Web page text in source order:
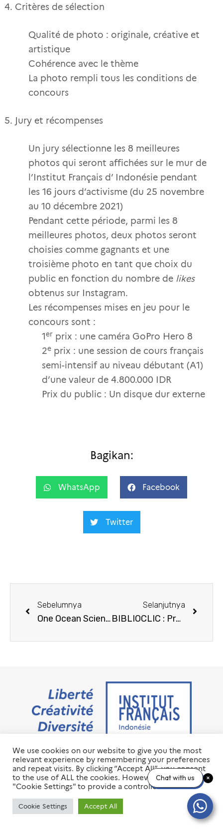
Critères de sélection
Qualité de photo : originale, créative et
artistique
Cohérence avec le thème
La photo rempli tous les conditions de
concours
Jury et récompenses
Un jury sélectionne les 8 meilleures
photos qui seront affichées sur le mur de
l’Institut Français d’ Indonésie pendant
les 16 jours d’activisme (du 25 novembre
au 10 décembre 2021)
Pendant cette période, parmi les 8
meilleures photos, deux photos seront
choisies comme gagnants et une
troisième photo en tant que choix du
public en fonction du nombre de likes
obtenus sur Instagram.
Les récompenses mises en jeu pour le
concours sont :
1er prix : une caméra GoPro Hero 8
2e prix : une session de cours français
semi-intensif au niveau débutant (A1)
d’une valeur de 4.800.000 IDR
Prix du public : Un disque dur externe
Bagikan:
WhatsApp Facebook
Twitter
Sebelumnya
One Ocean Science
Selanjutnya
BIBLIOCLIC : Prêt à distance
Jalan M.H. Thamrin No. 20 Jakarta Pusat 10350
+6221 23 55 79 00
info@ifi-id.com
© 2020 All Right Reserved
INSTITUT FRANÇAIS D’INDONÉSIE – IFI
We use cookies on our website to give you the most
relevant experience by remembering your preferences
and repeat visits. By clicking “Accept All”, you consent
to the use of ALL the cookies. However, you may visit
"Cookie Settings" to provide a controlled consent.
Cookie Settings Accept All
Chat with us